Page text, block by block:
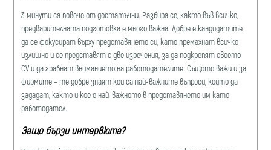
3 минути са повече от достатъчни. Разбира се, както във всичко,
предварителната подготовка е много важна. Добре е кандидатите
да се фокусират върху представянето си, като премахнат всичко
излишно и се представят с две изречения, за да подкрепят своето
CV и да грабнат вниманието на работодателите. Същото важи и за
фирмите – те добре знаят кои са най-важните въпроси, които да
зададат, както и кое е най-важното в представянето им като
работодател.
Защо бързи интервюта?